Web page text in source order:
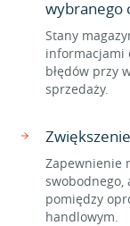
wybranego
Stany
informacjami
błędów przy
sprzedaży.
Zapewnienie
swobodnego,
pomiędzy
handlowym.